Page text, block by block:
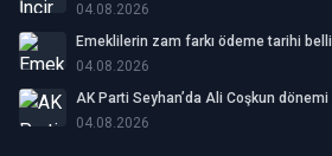
04.08.2026
Emeklilerin zam farkı ödeme tarihi
04.08.2026
AK Parti Seyhan’da Ali Coşkun dönemi
04.08.2026